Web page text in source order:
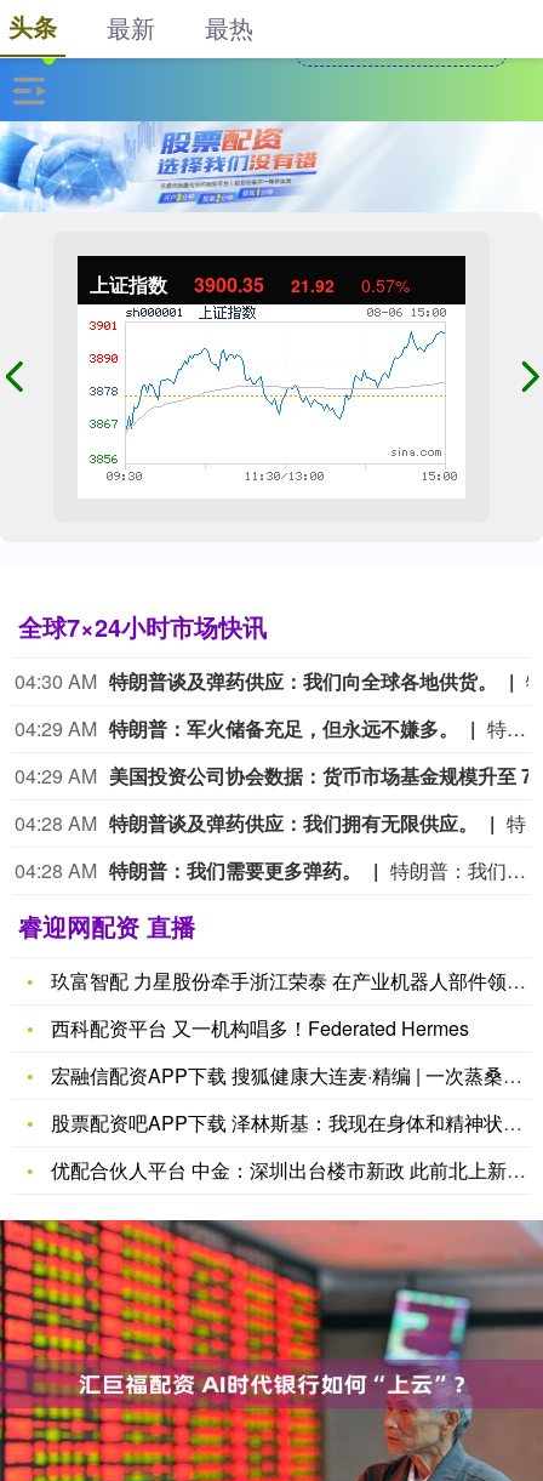
上证指数 3900.35 21.92 0.57%
全球7×24小时市场快讯
04:30 AM 特朗普谈及弹药供应：我们向全球各地供货。
04:29 AM 特朗普：军火储备充足，但永远不嫌多。
特朗普：军火储备充足，但永远不嫌多。
04:29 AM
04:28 AM 特朗普谈及弹药供应：我们拥有无限供应。
特朗普谈及弹药供应：我
04:28 AM 特朗普：我们需要更多弹药。 特朗普：我们需要更多弹药。
睿迎网配资 直播
玖富智配 力星股份牵手浙江荣泰 在产业机器人部件领域战略合作
西科配资平台 又一机构唱多！Federated Hermes
宏融信配资APP下载 搜狐健康大连麦·精编 | 一次蒸桑拿让
股票配资吧APP下载 泽林斯基：我现在身体和精神状态都很好，
优配合伙人平台 中金：深圳出台楼市新政 此前北上新政对住房销
头条 最新 最热